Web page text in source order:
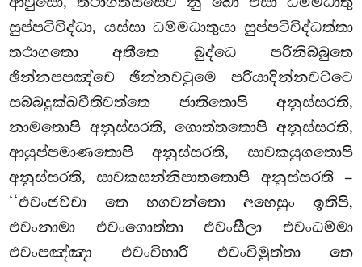
සුප්පටිවිද්ධා, යස්සා ධම්මධාතුයා සුප්පටිවිද්ධත්තා
තථාගතො අතීතෙ බුද්ධෙ පරිනිබ්බුතෙ
ඡින්නපපඤ්චෙ ඡින්නවටුමෙ පරියාදින්නවට්ටෙ
සබ්බදුක්ඛවීතිවත්තෙ ජාතිතොපි අනුස්සරති,
නාමතොපි අනුස්සරති, ගොත්තතොපි අනුස්සරති,
ආයුප්පමාණතොපි අනුස්සරති, සාවකයුගතොපි
අනුස්සරති, සාවකසන්නිපාතතොපි අනුස්සරති –
‘‘එවංජච්චා තෙ භගවන්තො අහෙසුං ඉතිපි,
එවංනාමා එවංගොත්තා එවංසීලා එවංධම්මා
එවංපඤ්ඤා එවංවිහාරී එවංවිමුත්තා තෙ